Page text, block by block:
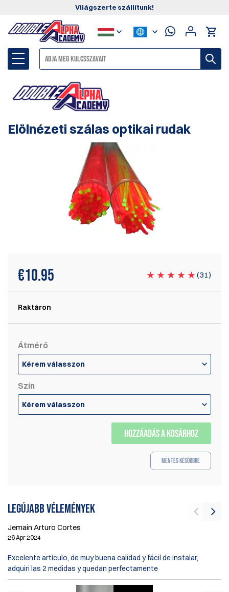
Világszerte szállítunk!
Elölnézeti szálas optikai rudak
€10.95 (31)
Raktáron
Átmérő
Kérem válasszon
Szín
Kérem válasszon
HOZZÁADÁS A KOSÁRHOZ
Mentés későbbre
Legújabb vélemények
Jemain Arturo Cortes
26 Apr 2024
Excelente artículo, de muy buena calidad y fácil de instalar,
adquiri las 2 medidas y quedan perfectamente